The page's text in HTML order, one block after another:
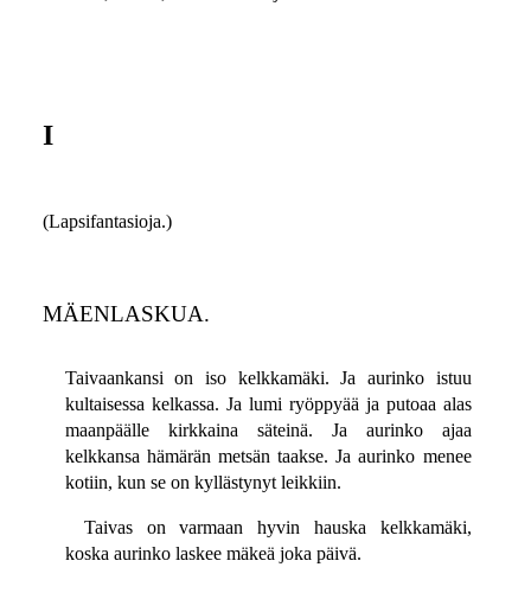
I
(Lapsifantasioja.)
MÄENLASKUA.
Taivaankansi on iso kelkkamäki. Ja aurinko istuu
kultaisessa kelkassa. Ja lumi ryöppyää ja putoaa alas
maanpäälle kirkkaina säteinä. Ja aurinko ajaa
kelkkansa hämärän metsän taakse. Ja aurinko menee
kotiin, kun se on kyllästynyt leikkiin.
Taivas on varmaan hyvin hauska kelkkamäki,
koska aurinko laskee mäkeä joka päivä.